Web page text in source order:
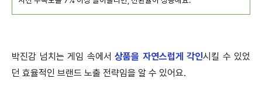
박진감 넘치는 게임 속에서 상품을 자연스럽게 각인시킬 수 있었
던 효율적인 브랜드 노출 전략임을 알 수 있어요.